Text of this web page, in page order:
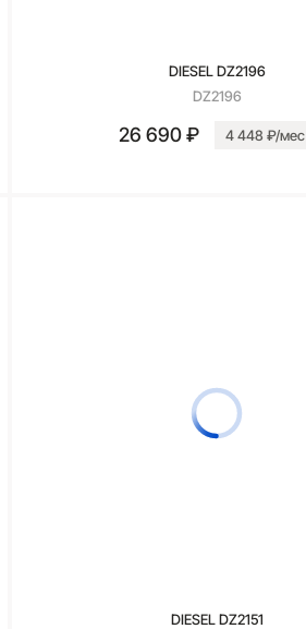
DIESEL DZ2196
DZ2196
26 690 ₽ 4 448 ₽/мес
DIESEL DZ2151